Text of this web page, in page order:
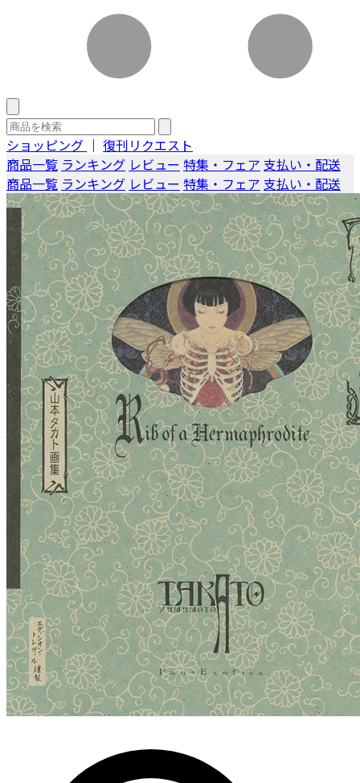
ショッピング ｜ 復刊リクエスト
商品一覧 ランキング レビュー 特集・フェア 支払い・配送
商品一覧 ランキング レビュー 特集・フェア 支払い・配送